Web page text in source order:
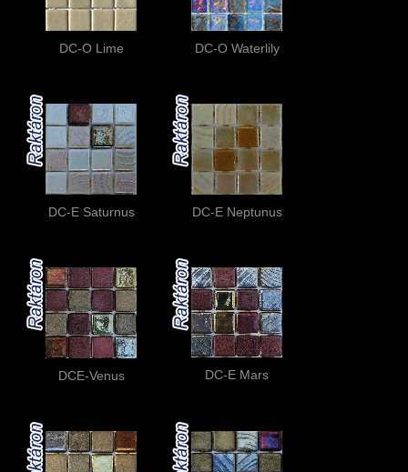
DC-O Lime DC-O Waterlily
DC-E Saturnus DC-E Neptunus
DCE-Venus DC-E Mars